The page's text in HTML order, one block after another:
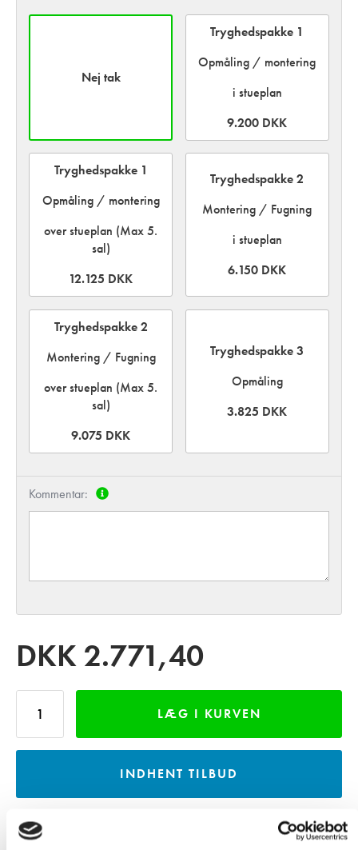
Nej tak
Tryghedspakke 1
Opmåling / montering
i stueplan
9.200 DKK
Tryghedspakke 1
Opmåling / montering
over stueplan (Max 5.
sal)
12.125 DKK
Tryghedspakke 2
Montering / Fugning
i stueplan
6.150 DKK
Tryghedspakke 2
Montering / Fugning
over stueplan (Max 5.
sal)
9.075 DKK
Tryghedspakke 3
Opmåling
3.825 DKK
Kommentar:
DKK 2.771,40
LÆG I KURVEN
INDHENT TILBUD
LÅN GRATIS VAREPRØVE - MOD DEPOSITUM